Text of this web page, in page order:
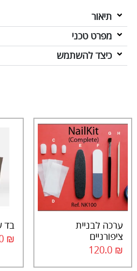
תיאור
מפרט טכני
כיצד להשתמש
ערכה לבניית
ציפורניים
₪
בד
₪